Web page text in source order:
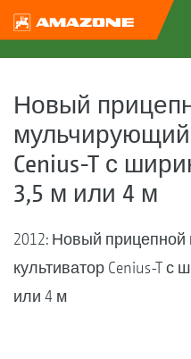
Новый
мульчирующий
Cenius-T с
3,5 м или 4 м
2012: Новый
культиватор Cenius-T с
или 4 м